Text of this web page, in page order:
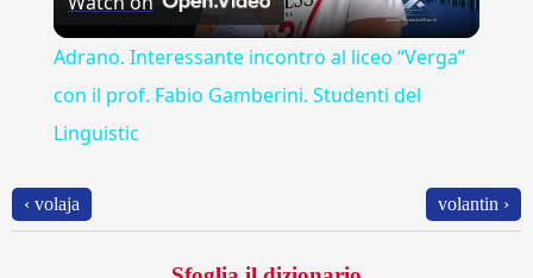
Video
Adrano. Interessante incontro al liceo “Verga”
con il prof. Fabio Gamberini. Studenti del
Linguistic
‹ volaja volantin ›